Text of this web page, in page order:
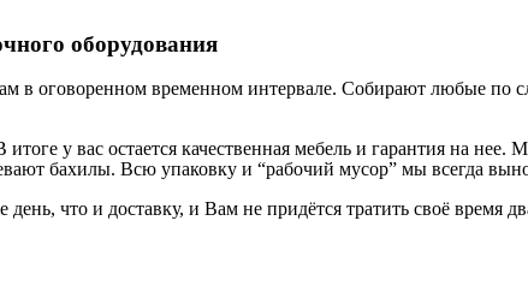
оборудования
оговоренном временном интервале. Собирают любые по
итоге у вас остается качественная мебель и гарантия на
бахилы. Всю упаковку и “рабочий мусор” мы всегда
день, что и доставку, и Вам не придётся тратить своё время